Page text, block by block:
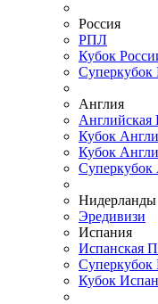
Россия
РПЛ
Кубок
Суперкубок
Англия
Английская
Кубок
Кубок
Суперкубок
Нидерланды
Эредивизи
Испания
Испанская
Суперкубок
Кубок